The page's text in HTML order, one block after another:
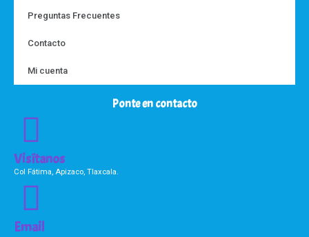
Preguntas Frecuentes
Contacto
Mi cuenta
Ponte en contacto
Visítanos
Col Fátima, Apizaco, Tlaxcala.
Email